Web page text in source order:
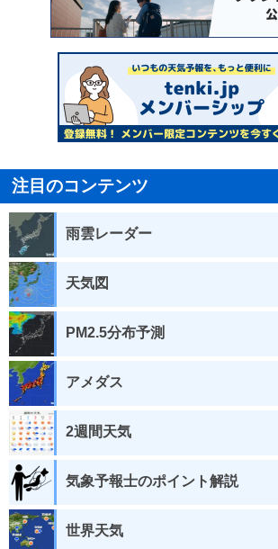
注目のコンテンツ
雨雲レーダー
天気図
PM2.5分布予測
アメダス
2週間天気
気象予報士のポイント解説
世界天気